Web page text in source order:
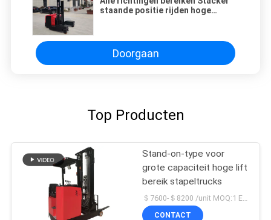
staande positie rijden hoge
Doorgaan
Top Producten
Stand-on-type voor
grote capaciteit hoge lift
bereik stapeltrucks
＄7600-＄8200 /unit MOQ:1 Eenheid
CONTACT